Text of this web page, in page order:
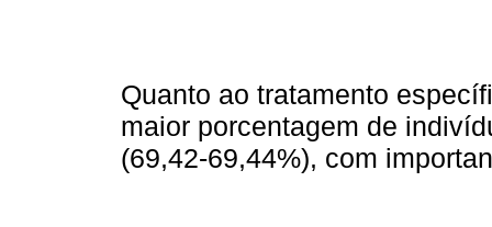
Quanto ao tratamento
maior porcentagem de
(69,42-69,44%), com